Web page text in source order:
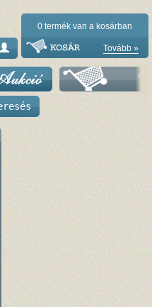
0 termék van a kosárban
Tovább »